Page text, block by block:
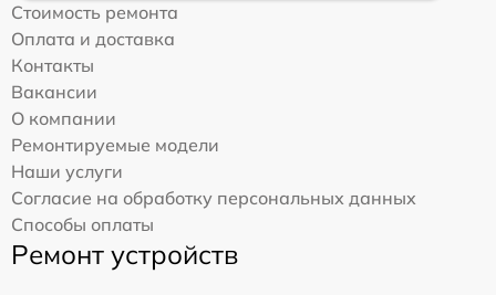
Стоимость ремонта
Оплата и доставка
Контакты
Вакансии
О компании
Ремонтируемые модели
Наши услуги
Согласие на обработку персональных данных
Способы оплаты
Ремонт устройств